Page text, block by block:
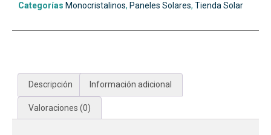
Categorías Monocristalinos, Paneles Solares, Tienda Solar
Descripción Información adicional
Valoraciones (0)